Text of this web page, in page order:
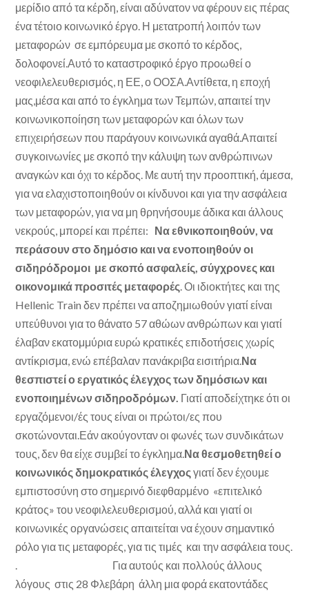
μερίδιο από τα κέρδη, είναι αδύνατον να φέρουν εις πέρας
ένα τέτοιο κοινωνικό έργο. Η μετατροπή λοιπόν των
μεταφορών σε εμπόρευμα με σκοπό το κέρδος,
δολοφονεί.Αυτό το καταστροφικό έργο προωθεί ο
νεοφιλελευθερισμός, η ΕΕ, ο ΟΟΣΑ.Αντίθετα, η εποχή
μας,μέσα και από το έγκλημα των Τεμπών, απαιτεί την
κοινωνικοποίηση των μεταφορών και όλων των
επιχειρήσεων που παράγουν κοινωνικά αγαθά.Απαιτεί
συγκοινωνίες με σκοπό την κάλυψη των ανθρώπινων
αναγκών και όχι το κέρδος. Με αυτή την προοπτική, άμεσα,
για να ελαχιστοποιηθούν οι κίνδυνοι και για την ασφάλεια
των μεταφορών, για να μη θρηνήσουμε άδικα και άλλους
νεκρούς, μπορεί και πρέπει: Να εθνικοποιηθούν, να
περάσουν στο δημόσιο και να ενοποιηθούν οι
σιδηρόδρομοι με σκοπό ασφαλείς, σύγχρονες και
οικονομικά προσιτές μεταφορές. Οι ιδιοκτήτες και της
Hellenic Train δεν πρέπει να αποζημιωθούν γιατί είναι
υπεύθυνοι για το θάνατο 57 αθώων ανθρώπων και γιατί
έλαβαν εκατομμύρια ευρώ κρατικές επιδοτήσεις χωρίς
αντίκρισμα, ενώ επέβαλαν πανάκριβα εισιτήρια.Να
θεσπιστεί ο εργατικός έλεγχος των δημόσιων και
ενοποιημένων σιδηροδρόμων. Γιατί αποδείχτηκε ότι οι
εργαζόμενοι/ές τους είναι οι πρώτοι/ες που
σκοτώνονται.Εάν ακούγονταν οι φωνές των συνδικάτων
τους, δεν θα είχε συμβεί το έγκλημα.Να θεσμοθετηθεί ο
κοινωνικός δημοκρατικός έλεγχος γιατί δεν έχουμε
εμπιστοσύνη στο σημερινό διεφθαρμένο «επιτελικό
κράτος» του νεοφιλελευθερισμού, αλλά και γιατί οι
κοινωνικές οργανώσεις απαιτείται να έχουν σημαντικό
ρόλο για τις μεταφορές, για τις τιμές και την ασφάλεια τους.
. Για αυτούς και πολλούς άλλους
λόγους στις 28 Φλεβάρη άλλη μια φορά εκατοντάδες